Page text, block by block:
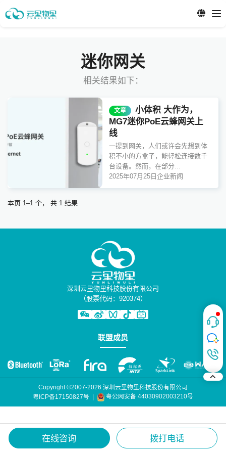
迷你网关
相关结果如下：
文章
小体积 大作为，
MG7迷你PoE云蜂网关上
线
一提到网关，人们或许会先想到体
积不小的方盒子，能轻松连接数千
台设备。然而，在部分...
2025年07月25日企业新闻
本页 1–1 个， 共 1 结果
深圳云里物里科技股份有限公司
（股票代码：920374）
联盟成员
Copyright ©2007-2026 深圳云里物里科技股份有限公司
粤ICP备17150827号 | 粤公网安备 44030902003210号
在线咨询 拨打电话